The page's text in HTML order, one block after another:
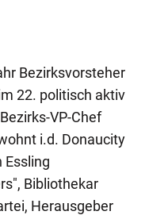
Bezirksvorsteher
22. politisch aktiv
VP-Chef
i.d. Donaucity
Essling
Bibliothekar
Herausgeber